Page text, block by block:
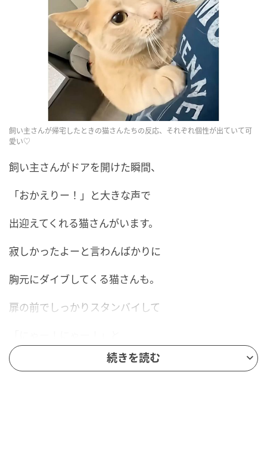
飼い主さんが帰宅したときの猫さんたちの反応、それぞれ個性が出ていて可
愛い♡
飼い主さんがドアを開けた瞬間、
「おかえりー！」と大きな声で
出迎えてくれる猫さんがいます。
寂しかったよーと言わんばかりに
胸元にダイブしてくる猫さんも。
扉の前でしっかりスタンバイして
鳴き続ける猫さんは、続きを読む